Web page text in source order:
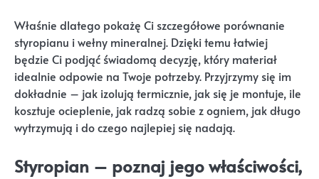
Właśnie dlatego pokażę Ci szczegółowe porównanie
styropianu i wełny mineralnej. Dzięki temu łatwiej
będzie Ci podjąć świadomą decyzję, który materiał
idealnie odpowie na Twoje potrzeby. Przyjrzymy się im
dokładnie – jak izolują termicznie, jak się je montuje, ile
kosztuje ocieplenie, jak radzą sobie z ogniem, jak długo
wytrzymują i do czego najlepiej się nadają.
Styropian – poznaj jego właściwości,